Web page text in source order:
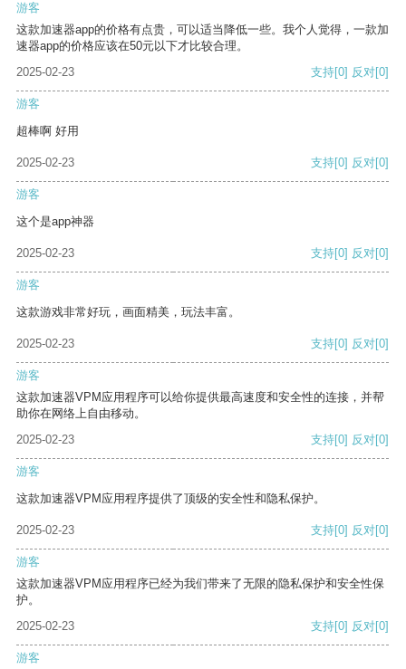
游客
这款加速器app的价格有点贵，可以适当降低一些。我个人觉得，一款加
速器app的价格应该在50元以下才比较合理。
2025-02-23
支持[0] 反对[0]
游客
超棒啊 好用
2025-02-23 支持[0] 反对[0]
游客
这个是app神器
2025-02-23 支持[0] 反对[0]
游客
这款游戏非常好玩，画面精美，玩法丰富。
2025-02-23 支持[0] 反对[0]
游客
这款加速器VPM应用程序可以给你提供最高速度和安全性的连接，并帮
助你在网络上自由移动。
2025-02-23
支持[0] 反对[0]
游客
这款加速器VPM应用程序提供了顶级的安全性和隐私保护。
2025-02-23 支持[0] 反对[0]
游客
这款加速器VPM应用程序已经为我们带来了无限的隐私保护和安全性保
护。
2025-02-23
支持[0] 反对[0]
游客